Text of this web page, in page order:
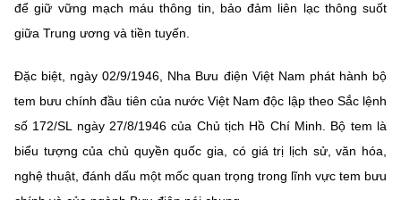
Điều khoản sử dụng Theo dõi MST: Góp ý
Cơ quan chủ quản: Bộ Khoa học và Công nghệ (MST)
Chịu trách nhiệm nội dung: Nguyễn Thị Hải Hằng
Giám đốc Trung tâm Truyền thông Khoa học và Công nghệ.
để giữ vững mạch máu thông tin, bảo đảm liên lạc thông suốt
giữa Trung ương và tiền tuyến.
Đặc biệt, ngày 02/9/1946, Nha Bưu điện Việt Nam phát hành bộ
tem bưu chính đầu tiên của nước Việt Nam độc lập theo Sắc lệnh
số 172/SL ngày 27/8/1946 của Chủ tịch Hồ Chí Minh. Bộ tem là
biểu tượng của chủ quyền quốc gia, có giá trị lịch sử, văn hóa,
nghệ thuật, đánh dấu một mốc quan trọng trong lĩnh vực tem bưu